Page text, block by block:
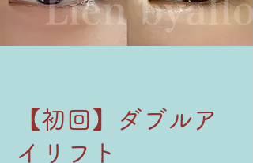
【初回】ダブルア
イリフト